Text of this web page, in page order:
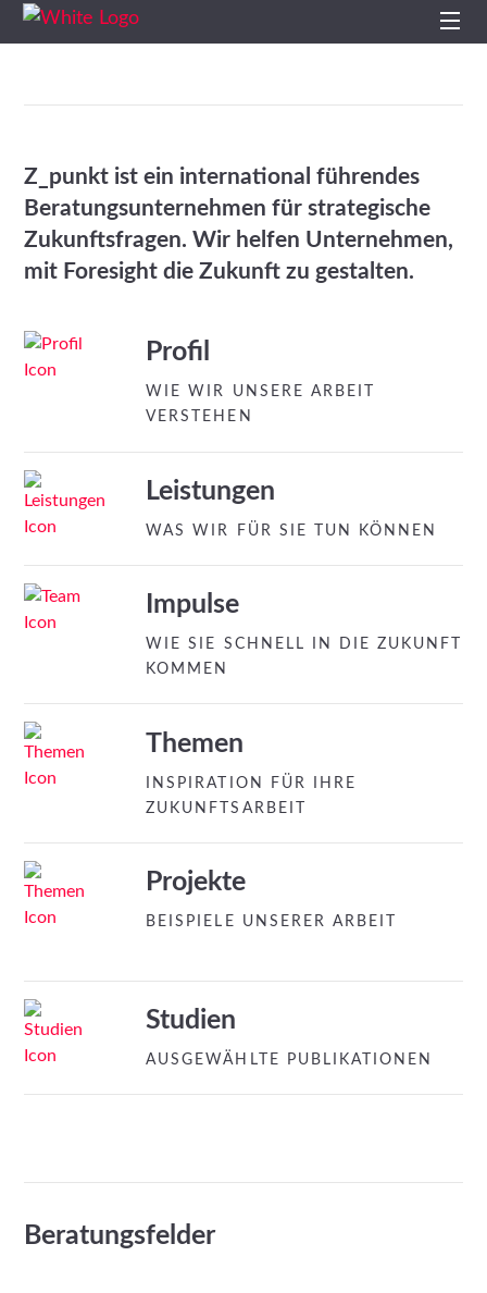
Leistungen
Impulse
Z_punkt ist ein international führendes
Beratungsunternehmen für strategische
Zukunftsfragen. Wir helfen Unternehmen,
mit Foresight die Zukunft zu gestalten.
Profil
WIE WIR UNSERE ARBEIT
VERSTEHEN
Leistungen
WAS WIR FÜR SIE TUN KÖNNEN
Impulse
WIE SIE SCHNELL IN DIE ZUKUNFT
KOMMEN
Themen
INSPIRATION FÜR IHRE
ZUKUNFTSARBEIT
Projekte
BEISPIELE UNSERER ARBEIT
Studien
AUSGEWÄHLTE PUBLIKATIONEN
Beratungsfelder